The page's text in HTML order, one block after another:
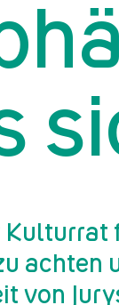
Kulturrat
achten
von